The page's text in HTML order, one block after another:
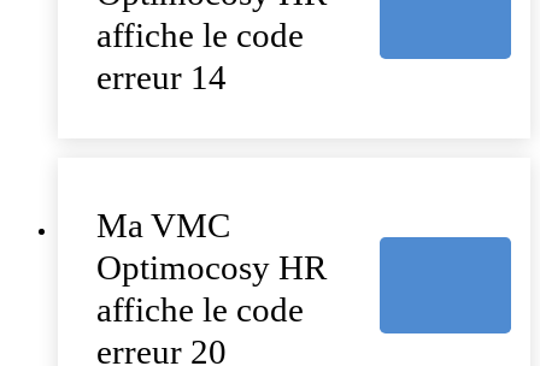
affiche le code
erreur 14
Ma VMC
Optimocosy HR
affiche le code
erreur 20